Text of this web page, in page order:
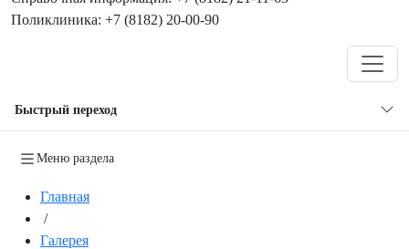
Поликлиника: +7 (8182) 20-00-90
Быстрый переход
Меню раздела
Главная
/
Галерея